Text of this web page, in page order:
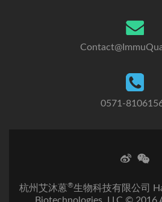
0571-
杭州艾沐蒽®生物科技有限公司